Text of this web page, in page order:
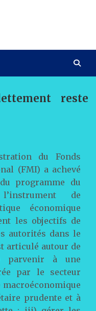
reste
du Fonds
(FMI) a achevé
programme du
de
économique
les objectifs de
autorités dans le
articulé autour de
à une
par le secteur
prudente et à